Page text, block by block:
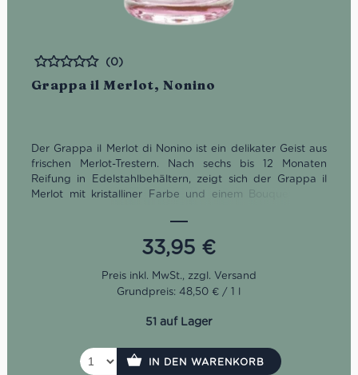
Grappa il Merlot, Nonino
Bewertet
(0)
Der Grappa il Merlot di Nonino ist ein delikater Geist aus
frischen Merlot-Trestern. Nach sechs bis 12 Monaten
Reifung in Edelstahlbehältern, zeigt sich der Grappa il
Merlot mit kristalliner Farbe und einem Bouquet voller
weich, rund und lang anhaltend.
33,95 €
Grundpreis: 48,50 € / 1 l
51 auf Lager
IN DEN WARENKORB